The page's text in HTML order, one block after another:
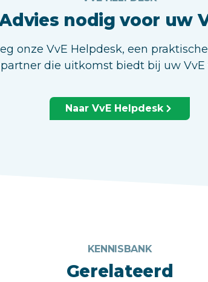
nodig voor uw
onze VvE Helpdesk, een
die uitkomst biedt bij uw VvE
Naar VvE Helpdesk
KENNISBANK
Gerelateerd